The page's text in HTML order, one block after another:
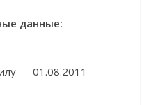
данные:
— 01.08.2011